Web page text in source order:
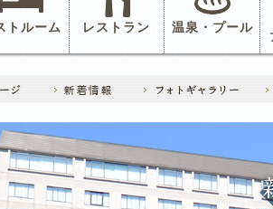
トルーム レストラン 温泉・プール